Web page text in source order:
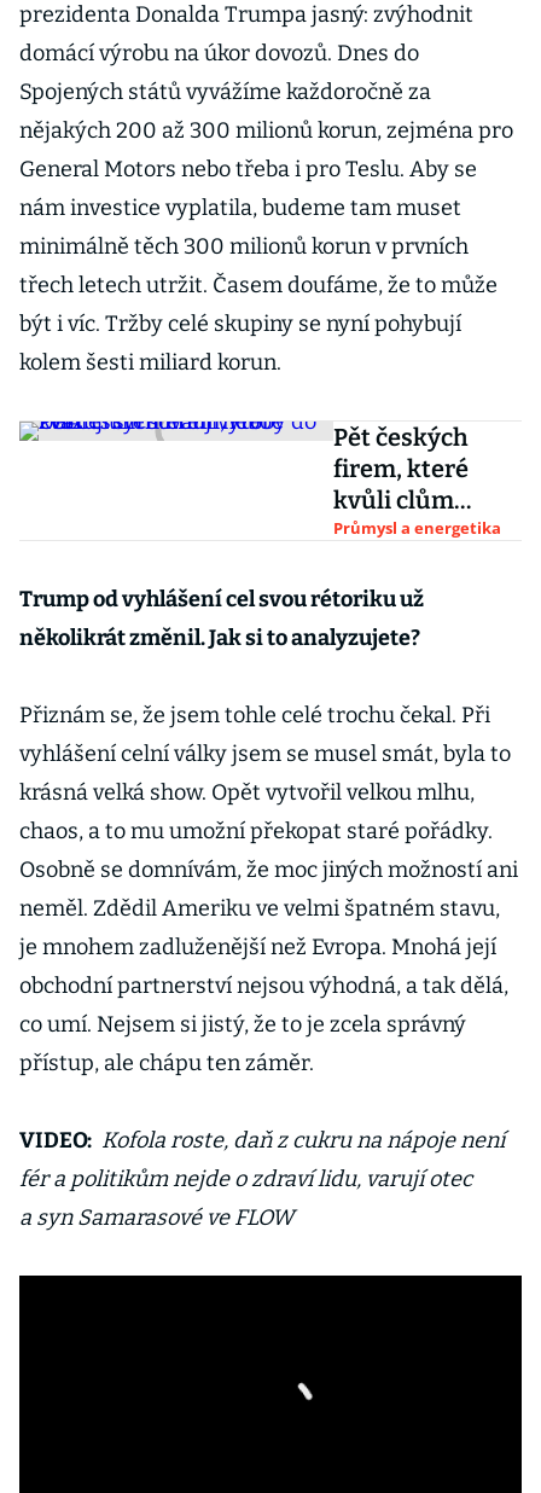
prezidenta Donalda Trumpa jasný: zvýhodnit
domácí výrobu na úkor dovozů. Dnes do
Spojených států vyvážíme každoročně za
nějakých 200 až 300 milionů korun, zejména pro
General Motors nebo třeba i pro Teslu. Aby se
nám investice vyplatila, budeme tam muset
minimálně těch 300 milionů korun v prvních
třech letech utržit. Časem doufáme, že to může
být i víc. Tržby celé skupiny se nyní pohybují
kolem šesti miliard korun.
Pět českých
firem, které
kvůli clům
stěhují nebo
stěhování
výroby do USA
Průmysl a energetika
Trump od vyhlášení cel svou rétoriku už
několikrát změnil. Jak si to analyzujete?
Přiznám se, že jsem tohle celé trochu čekal. Při
vyhlášení celní války jsem se musel smát, byla to
krásná velká show. Opět vytvořil velkou mlhu,
chaos, a to mu umožní překopat staré pořádky.
Osobně se domnívám, že moc jiných možností ani
neměl. Zdědil Ameriku ve velmi špatném stavu,
je mnohem zadluženější než Evropa. Mnohá její
obchodní partnerství nejsou výhodná, a tak dělá,
co umí. Nejsem si jistý, že to je zcela správný
přístup, ale chápu ten záměr.
VIDEO: Kofola roste, daň z cukru na nápoje není
fér a politikům nejde o zdraví lidu, varují otec
a syn Samarasové ve FLOW